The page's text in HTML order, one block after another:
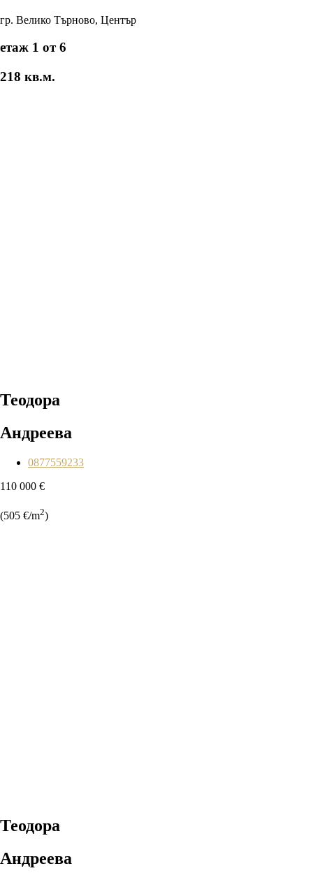
гр. Велико Търново, Център
етаж 1 от 6
218 кв.м.
Теодора
Андреева
0877559233
110 000 €
(505 €/m2)
Теодора
Андреева